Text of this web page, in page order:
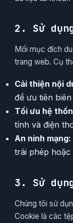
2. Sử
Mối mục đích
trang web. Cụ
Cải thiện nội
để ưu tiên
Tối ưu hệ
tính và điện
An ninh mạng:
trái phép hoặc
3. Sử
Chúng tôi sử
Cookie là các